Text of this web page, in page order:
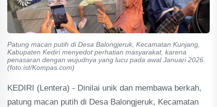
Patung macan putih di Desa Balongjeruk, Kecamatan Kunjang,
Kabupaten Kediri menyedot perhatian masyarakat, karena
penasaran dengan wujudnya yang lucu pada awal Januari 2026.
(foto:ist/Kompas.com)
KEDIRI (Lentera) - Dinilai unik dan membawa berkah,
patung macan putih di Desa Balongjeruk, Kecamatan